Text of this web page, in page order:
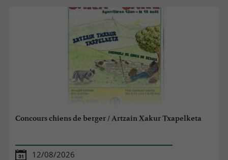
Concours chiens de berger / Artzain Xakur Txapelketa
12/08/2026